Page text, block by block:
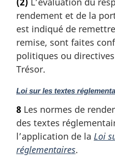
:t
e
m
a
g
i
a
l
e
:
rendement et de la
est indiqué de
remise, sont faites
politiques ou
Trésor.
N
t
e
m
r
Loi sur les textes
8 Les normes de
des textes
l’application de la Loi
réglementaires.